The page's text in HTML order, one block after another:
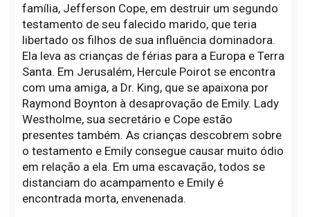
família, Jefferson Cope, em destruir um segundo
testamento de seu falecido marido, que teria
libertado os filhos de sua influência dominadora.
Ela leva as crianças de férias para a Europa e Terra
Santa. Em Jerusalém, Hercule Poirot se encontra
com uma amiga, a Dr. King, que se apaixona por
Raymond Boynton à desaprovação de Emily. Lady
Westholme, sua secretário e Cope estão
presentes também. As crianças descobrem sobre
o testamento e Emily consegue causar muito ódio
em relação a ela. Em uma escavação, todos se
distanciam do acampamento e Emily é
encontrada morta, envenenada.